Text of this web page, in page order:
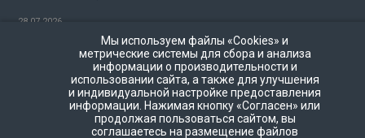
28.07.2026
Миллениалы и диджитал-маркетинг в 2026
году: как брендам охватить аудиторию
Частота показов в программатик-рекламе:
как не перегружать пользователей
Мы используем файлы «Cookies» и
метрические системы для сбора и анализа
информации о производительности и
использовании сайта, а также для улучшения
и индивидуальной настройке предоставления
информации. Нажимая кнопку «Согласен» или
продолжая пользоваться сайтом, вы
соглашаетесь на размещение файлов